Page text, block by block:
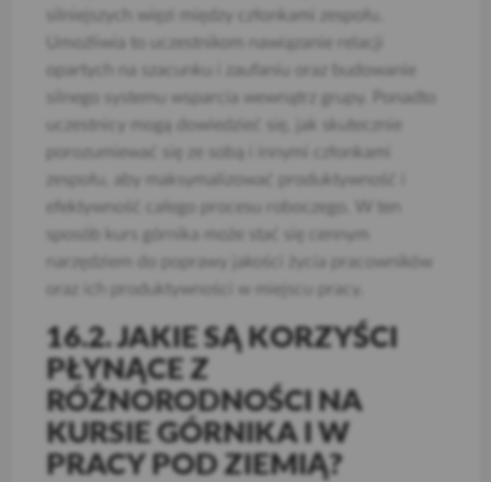
silniejszych więzi między członkami zespołu.
Umożliwia to uczestnikom nawiązanie relacji
opartych na szacunku i zaufaniu oraz budowanie
silnego systemu wsparcia wewnątrz grupy. Ponadto
uczestnicy mogą dowiedzieć się, jak skutecznie
porozumiewać się ze sobą i innymi członkami
zespołu, aby maksymalizować produktywność i
efektywność całego procesu roboczego. W ten
narzędziem do poprawy jakości życia pracowników
oraz ich produktywności w miejscu pracy.
16.2. JAKIE SĄ KORZYŚCI
PŁYNĄCE Z
RÓŻNORODNOŚCI NA
KURSIE GÓRNIKA I W
PRACY POD ZIEMIĄ?